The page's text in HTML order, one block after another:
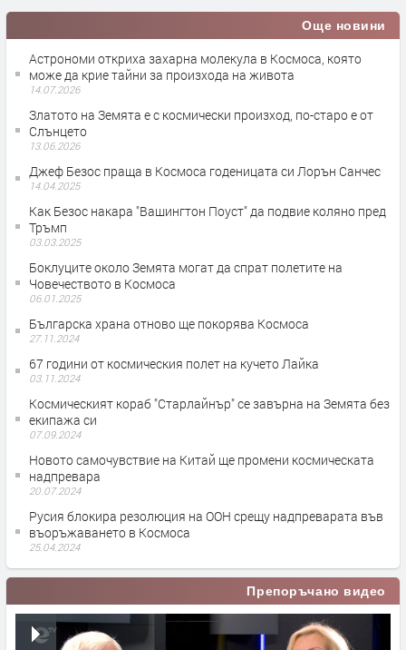
Още новини
Астрономи откриха захарна молекула в Космоса, която
може да крие тайни за произхода на живота
14.07.2026
Златото на Земята е с космически произход, по-старо е от
Слънцето
13.06.2026
Джеф Безос праща в Космоса годеницата си Лорън Санчес
14.04.2025
Как Безос накара "Вашингтон Поуст" да подвие коляно пред
Тръмп
03.03.2025
Боклуците около Земята могат да спрат полетите на
Човечеството в Космоса
06.01.2025
Българска храна отново ще покорява Космоса
27.11.2024
67 години от космическия полет на кучето Лайка
03.11.2024
Космическият кораб "Старлайнър" се завърна на Земята без
екипажа си
07.09.2024
Новото самочувствие на Китай ще промени космическата
надпревара
20.07.2024
Русия блокира резолюция на ООН срещу надпреварата във
въоръжаването в Космоса
25.04.2024
Препоръчано видео